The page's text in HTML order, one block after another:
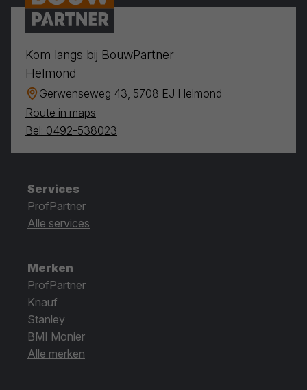
Kom langs bij BouwPartner
Helmond
Gerwenseweg 43, 5708 EJ Helmond
Route in maps
Bel: 0492-538023
Services
ProfPartner
Alle services
Merken
ProfPartner
Knauf
Stanley
BMI Monier
Alle merken